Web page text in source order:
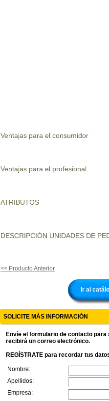
Ventajas para el consumidor
Ventajas para el profesional
ATRIBUTOS
DESCRIPCIÓN UNIDADES DE
<< Producto Anterior
Ir al
SOLICITE MÁS INFORMACIÓN
Envíe el formulario de contacto
recibirá un correo electrónico.
REGÍSTRATE para recordar tus
Nombre:
Apellidos:
Empresa: